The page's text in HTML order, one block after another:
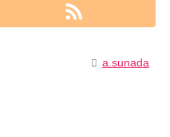
a.sunada